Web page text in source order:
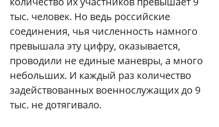
тыс. человек. Но ведь российские
соединения, чья численность намного
превышала эту цифру, оказывается,
проводили не единые маневры, а много
небольших. И каждый раз количество
задействованных военнослужащих до 9
тыс. не дотягивало.